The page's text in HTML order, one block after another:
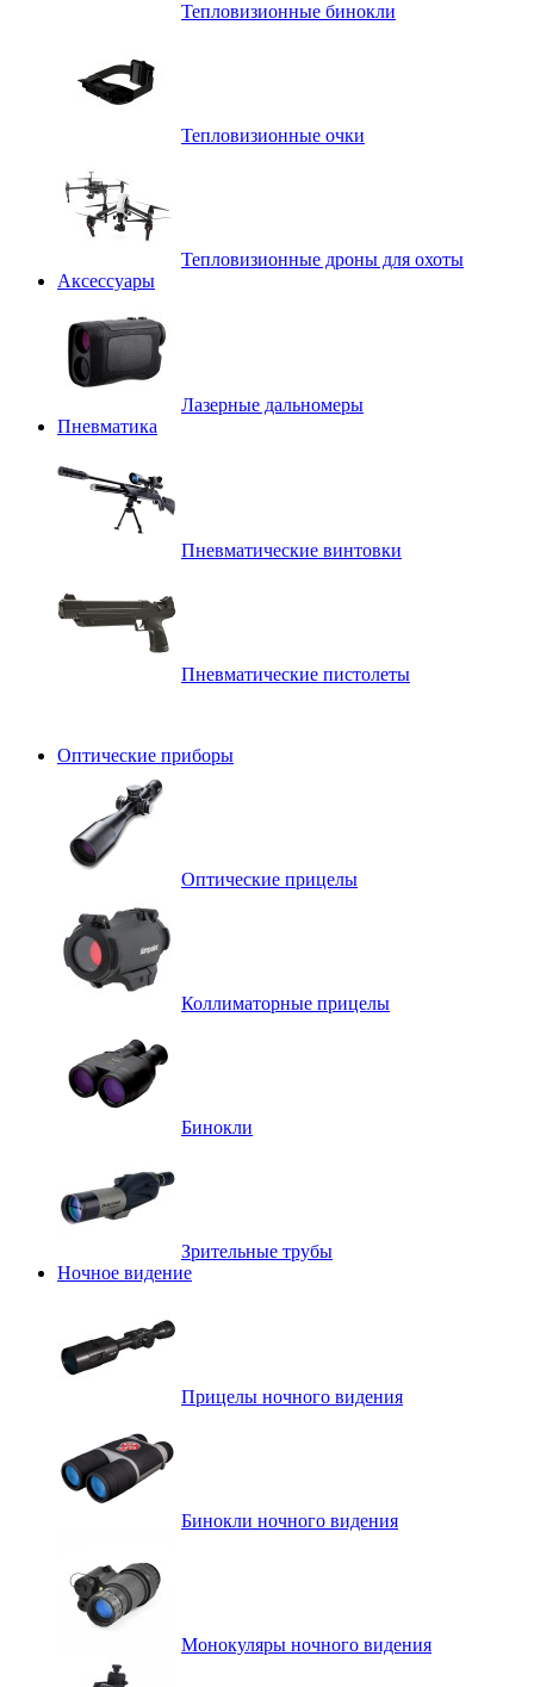
Тепловизионные бинокли
Тепловизионные очки
Тепловизионные дроны для охоты
Аксессуары
Лазерные дальномеры
Пневматика
Пневматические винтовки
Пневматические пистолеты
Оптические приборы
Оптические прицелы
Коллиматорные прицелы
Бинокли
Зрительные трубы
Ночное видение
Прицелы ночного видения
Бинокли ночного видения
Монокуляры ночного видения